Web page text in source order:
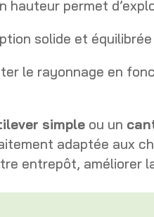
hauteur permet
solide et
le rayonnage en
simpleou un
adaptée aux
entrepôt,